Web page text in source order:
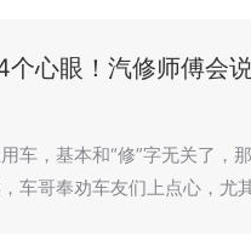
心眼！汽修师傅会
车，基本和“修”字无关了，
车哥奉劝车友们上点心，尤